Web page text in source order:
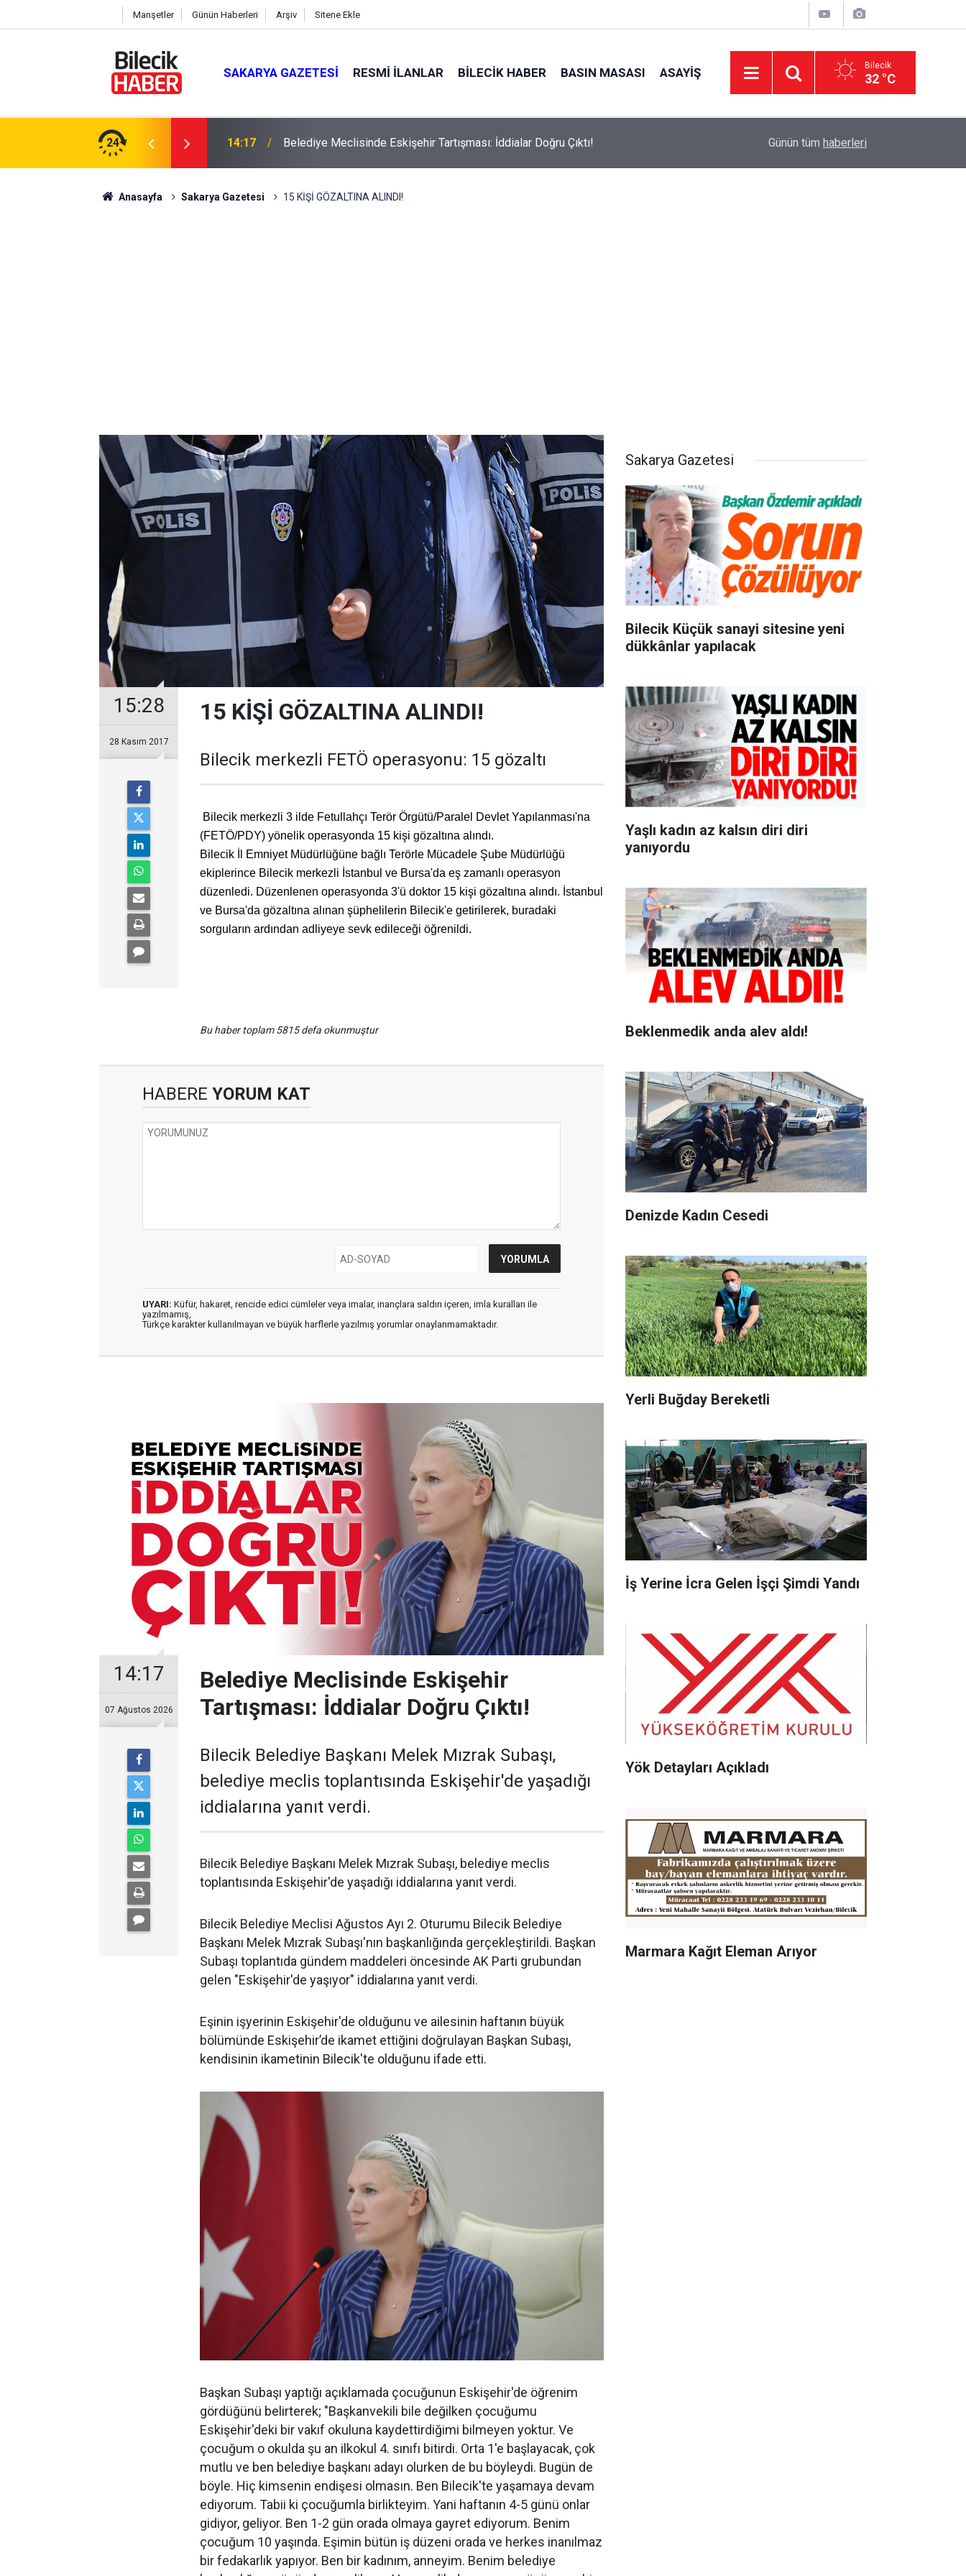
Manşetler Günün Haberleri Arşiv Sitene Ekle
SAKARYA GAZETESI RESMI İLANLAR BILECIK HABER BASIN MASASI ASAYIŞ Bilecik
32 °C
24 14:17 Belediye Meclisinde Eskişehir Tartışması: İddialar Doğru Çıktı! Çocuklar İçin Güvenli Mini Club Alanları ve
Günün tüm haberleri
Anasayfa Sakarya Gazetesi 15 KİŞİ GÖZALTINA ALINDI!
15:28
28 Kasım 2017
15 KİŞİ GÖZALTINA ALINDI!
Bilecik merkezli FETÖ operasyonu: 15 gözaltı
Bilecik merkezli 3 ilde Fetullahçı Terör Örgütü/Paralel Devlet Yapılanması'na
(FETÖ/PDY) yönelik operasyonda 15 kişi gözaltına alındı.
Bilecik İl Emniyet Müdürlüğüne bağlı Terörle Mücadele Şube Müdürlüğü
ekiplerince Bilecik merkezli İstanbul ve Bursa'da eş zamanlı operasyon
düzenledi. Düzenlenen operasyonda 3'ü doktor 15 kişi gözaltına alındı. İstanbul
ve Bursa'da gözaltına alınan şüphelilerin Bilecik'e getirilerek, buradaki
sorguların ardından adliyeye sevk edileceği öğrenildi.
Bu haber toplam 5815 defa okunmuştur
HABERE YORUM KAT
UYARI: Küfür, hakaret, rencide edici cümleler veya imalar, inançlara saldırı içeren, imla kuralları ile
yazılmamış,
Türkçe karakter kullanılmayan ve büyük harflerle yazılmış yorumlar onaylanmamaktadır.
14:17
07 Ağustos 2026
Belediye Meclisinde Eskişehir
Tartışması: İddialar Doğru Çıktı!
Bilecik Belediye Başkanı Melek Mızrak Subaşı,
belediye meclis toplantısında Eskişehir'de yaşadığı
iddialarına yanıt verdi.
Bilecik Belediye Başkanı Melek Mızrak Subaşı, belediye meclis
toplantısında Eskişehir'de yaşadığı iddialarına yanıt verdi.
Bilecik Belediye Meclisi Ağustos Ayı 2. Oturumu Bilecik Belediye
Başkanı Melek Mızrak Subaşı'nın başkanlığında gerçekleştirildi. Başkan
Subaşı toplantıda gündem maddeleri öncesinde AK Parti grubundan
gelen "Eskişehir'de yaşıyor" iddialarına yanıt verdi.
Eşinin işyerinin Eskişehir'de olduğunu ve ailesinin haftanın büyük
bölümünde Eskişehir’de ikamet ettiğini doğrulayan Başkan Subaşı,
kendisinin ikametinin Bilecik'te olduğunu ifade etti.
Başkan Subaşı yaptığı açıklamada çocuğunun Eskişehir'de öğrenim
gördüğünü belirterek; "Başkanvekili bile değilken çocuğumu
Eskişehir'deki bir vakıf okuluna kaydettirdiğimi bilmeyen yoktur. Ve
çocuğum o okulda şu an ilkokul 4. sınıfı bitirdi. Orta 1'e başlayacak, çok
mutlu ve ben belediye başkanı adayı olurken de bu böyleydi. Bugün de
böyle. Hiç kimsenin endişesi olmasın. Ben Bilecik'te yaşamaya devam
ediyorum. Tabii ki çocuğumla birlikteyim. Yani haftanın 4-5 günü onlar
gidiyor, geliyor. Ben 1-2 gün orada olmaya gayret ediyorum. Benim
çocuğum 10 yaşında. Eşimin bütün iş düzeni orada ve herkes inanılmaz
bir fedakarlık yapıyor. Ben bir kadınım, anneyim. Benim belediye
Sakarya Gazetesi
Bilecik Küçük sanayi sitesine yeni
dükkânlar yapılacak
Yaşlı kadın az kalsın diri diri
yanıyordu
Beklenmedik anda alev aldı!
Denizde Kadın Cesedi
Yerli Buğday Bereketli
İş Yerine İcra Gelen İşçi Şimdi Yandı
Yök Detayları Açıkladı
Marmara Kağıt Eleman Arıyor